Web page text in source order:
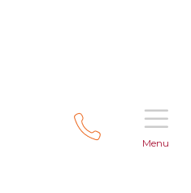
Menu
Privacy Beleid
Responsible